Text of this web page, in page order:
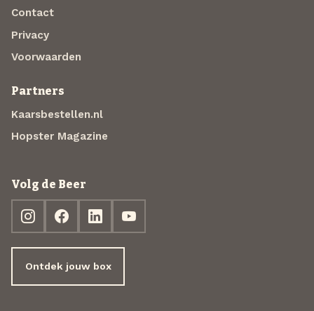
Contact
Privacy
Voorwaarden
Partners
Kaarsbestellen.nl
Hopster Magazine
Volg de Beer
Ontdek jouw box